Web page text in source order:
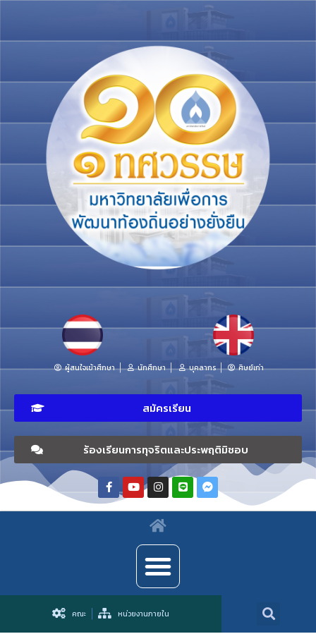
ผู้สนใจเข้าศึกษา นักศึกษา บุคลากร ศิษย์เก่า
สมัครเรียน
ร้องเรียนการทุจริตและประพฤติมิชอบ
คณะ หน่วยงานภายใน